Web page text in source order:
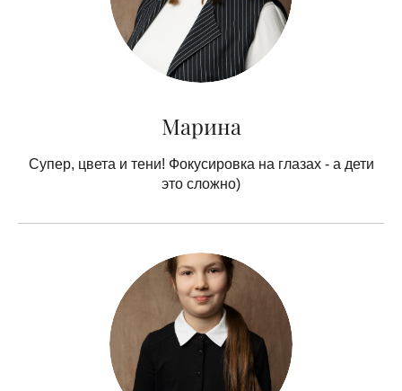
Марина
Супер, цвета и тени! Фокусировка на глазах - а дети
это сложно)